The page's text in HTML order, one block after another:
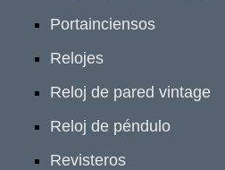
Portainciensos
Relojes
Reloj de pared vintage
Reloj de péndulo
Revisteros